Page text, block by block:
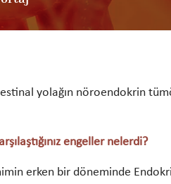
yolağın nöroendokrin
engeller nelerdi?
erken bir döneminde